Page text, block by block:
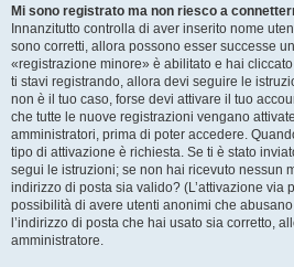
Mi sono registrato ma non riesco a
Innanzitutto controlla di aver inserito nome
sono corretti, allora possono esser successe
«registrazione minore» è abilitato e hai cliccato
ti stavi registrando, allora devi seguire le
non è il tuo caso, forse devi attivare il tuo
che tutte le nuove registrazioni vengano
amministratori, prima di poter accedere.
tipo di attivazione è richiesta. Se ti è stato
segui le istruzioni; se non hai ricevuto nessun
indirizzo di posta sia valido? (L’attivazione via
possibilità di avere utenti anonimi che
l’indirizzo di posta che hai usato sia corretto,
amministratore.